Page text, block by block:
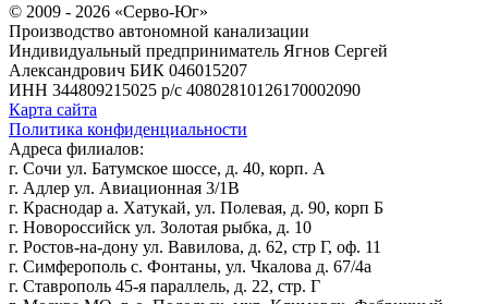
© 2009 - 2026 «Серво-Юг»
Производство автономной канализации
Индивидуальный предприниматель Ягнов Сергей
Александрович БИК 046015207
ИНН 344809215025 р/с 40802810126170002090
Карта сайта
Политика конфиденциальности
Адреса филиалов:
г. Сочи ул. Батумское шоссе, д. 40, корп. А
г. Адлер ул. Авиационная 3/1В
г. Краснодар а. Хатукай, ул. Полевая, д. 90, корп Б
г. Новороссийск ул. Золотая рыбка, д. 10
г. Ростов-на-дону ул. Вавилова, д. 62, стр Г, оф. 11
г. Симферополь с. Фонтаны, ул. Чкалова д. 67/4а
г. Ставрополь 45-я параллель, д. 22, стр. Г